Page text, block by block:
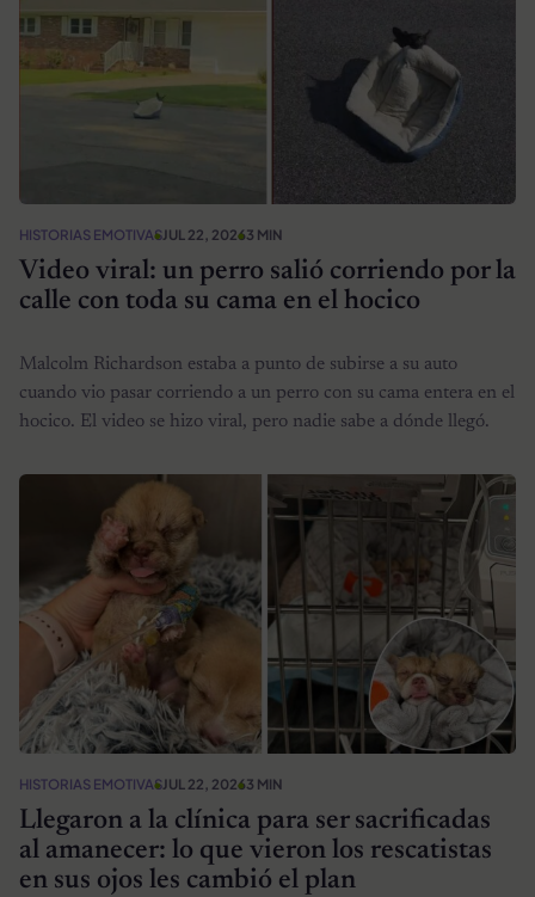
HISTORIAS EMOTIVASJUL 22, 20263 MIN
Video viral: un perro salió corriendo por la
calle con toda su cama en el hocico
Malcolm Richardson estaba a punto de subirse a su auto
cuando vio pasar corriendo a un perro con su cama entera en el
hocico. El video se hizo viral, pero nadie sabe a dónde llegó.
HISTORIAS EMOTIVASJUL 22, 20263 MIN
Llegaron a la clínica para ser sacrificadas
al amanecer: lo que vieron los rescatistas
en sus ojos les cambió el plan